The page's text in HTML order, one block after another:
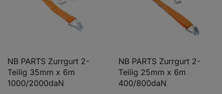
NB PARTS Zurrgurt 2-
Teilig 35mm x 6m
1000/2000daN
NB PARTS Zurrgurt 2-
Teilig 25mm x 6m
400/800daN